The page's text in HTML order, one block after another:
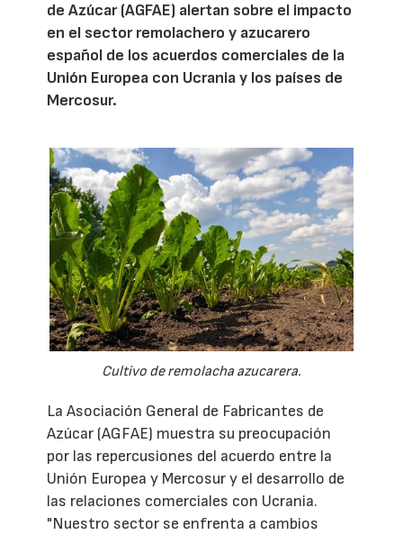
de Azúcar (AGFAE) alertan sobre el impacto
en el sector remolachero y azucarero
español de los acuerdos comerciales de la
Unión Europea con Ucrania y los países de
Mercosur.
Cultivo de remolacha azucarera.
La Asociación General de Fabricantes de
Azúcar (AGFAE) muestra su preocupación
por las repercusiones del acuerdo entre la
Unión Europea y Mercosur y el desarrollo de
las relaciones comerciales con Ucrania.
"Nuestro sector se enfrenta a cambios